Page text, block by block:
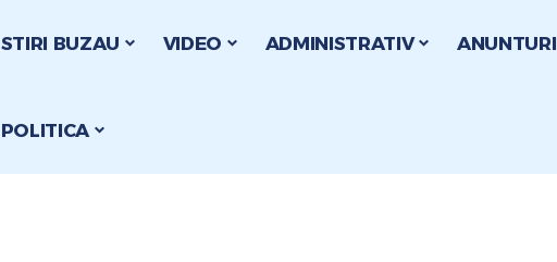
STIRI BUZAU VIDEO ADMINISTRATIV ANUNTURI
POLITICA